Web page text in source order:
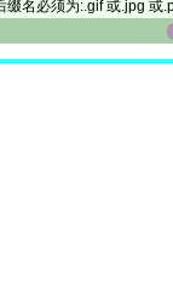
缀名必须为:.gif 或.jpg 或